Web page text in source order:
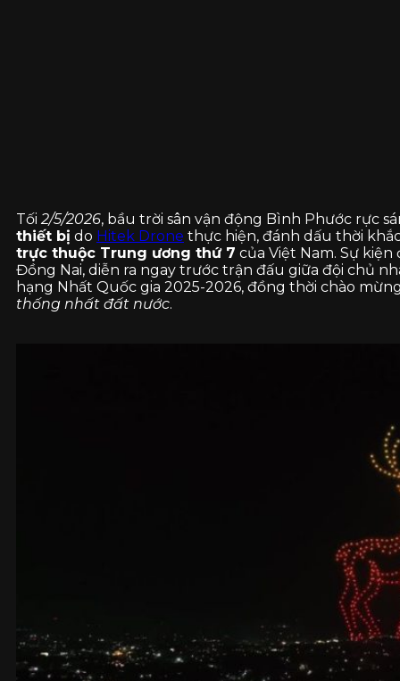
Tối2/5/2026, bầu trời sân vận động Bình Phước rực
thiết bị do Hitek Drone thực hiện, đánh dấu thời
trực thuộc Trung ương thứ 7 của Việt Nam. Sự
Đồng Nai, diễn ra ngay trước trận đấu giữa đội chủ
hạng Nhất Quốc gia 2025-2026, đồng thời chào
thống nhất đất nước.